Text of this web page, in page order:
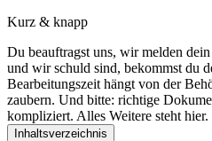
Kurz & knapp
Du beauftragst uns, wir melden
und wir schuld sind, bekommst du
Bearbeitungszeit hängt von der
zaubern. Und bitte: richtige
kompliziert. Alles Weitere steht hier.
Inhaltsverzeichnis